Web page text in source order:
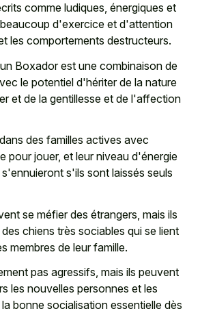
comme ludiques, énergiques et
d'exercice et d'attention
les comportements destructeurs.
Boxador est une combinaison de
le potentiel d'hériter de la nature
et de la gentillesse et de l'affection
des familles actives avec
pour jouer, et leur niveau d'énergie
s'ils sont laissés seuls
se méfier des étrangers, mais ils
chiens très sociables qui se lient
membres de leur famille.
pas agressifs, mais ils peuvent
les nouvelles personnes et les
bonne socialisation essentielle dès